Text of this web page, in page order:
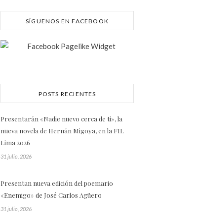
SÍGUENOS EN FACEBOOK
POSTS RECIENTES
Presentarán «Nadie nuevo cerca de ti», la
nueva novela de Hernán Migoya, en la FIL
Lima 2026
31 julio, 2026
Presentan nueva edición del poemario
«Enemigo» de José Carlos Agüero
31 julio, 2026